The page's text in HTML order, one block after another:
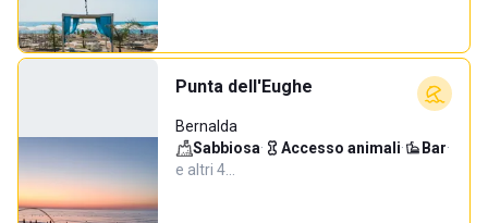
Punta dell'Eughe
Bernalda
Sabbiosa· Accesso animali· Bar·
e altri 4…